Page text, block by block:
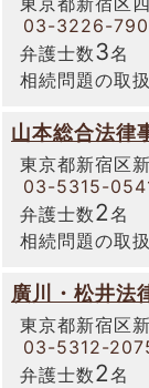
03-3226-
弁護士数3名
相続問題の取
山本総合法律
東京都新宿区
03-5315-
弁護士数2名
相続問題の取
廣川・松井法
東京都新宿区
03-5312-
弁護士数2名